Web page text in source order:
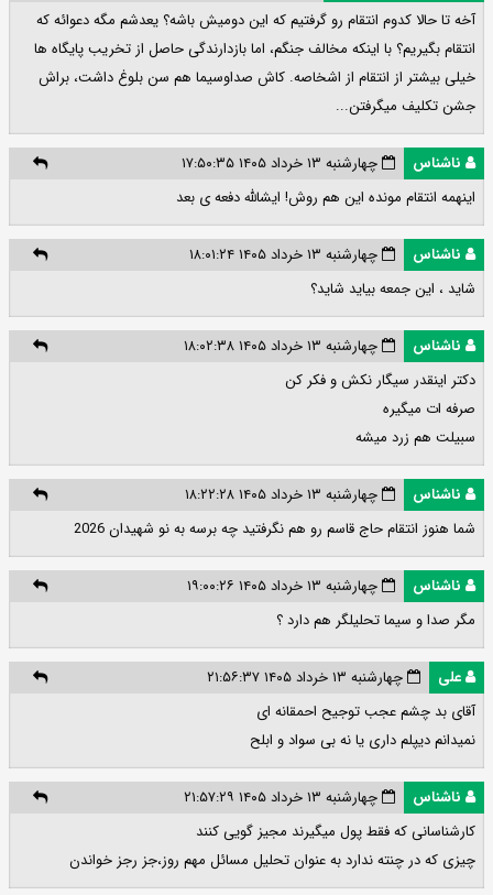
آخه تا حالا کدوم انتقام رو گرفتیم که این دومیش باشه؟ یعدشم مگه دعوائه که
انتقام بگیریم؟ با اینکه مخالف جنگم، اما بازدارندگی حاصل از تخریب پایگاه ها
خیلی بیشتر از انتقام از اشخاصه. کاش صداوسیما هم سن بلوغ داشت، براش
جشن تکلیف میگرفتن...
ناشناس
چهارشنبه ۱۳ خرداد ۱۴۰۵ ۱۷:۵۰:۳۵
اینهمه انتقام مونده این هم روش! ایشالله دفعه ی بعد
ناشناس
چهارشنبه ۱۳ خرداد ۱۴۰۵ ۱۸:۰۱:۲۴
شاید ، این جمعه بیاید شاید؟
ناشناس
چهارشنبه ۱۳ خرداد ۱۴۰۵ ۱۸:۰۲:۳۸
دکتر اینقدر سیگار نکش و فکر کن
صرفه ات میگیره
سبیلت هم زرد میشه
ناشناس
چهارشنبه ۱۳ خرداد ۱۴۰۵ ۱۸:۲۲:۲۸
شما هنوز انتقام حاج قاسم رو هم نگرفتید چه برسه به نو شهیدان 2026
ناشناس
چهارشنبه ۱۳ خرداد ۱۴۰۵ ۱۹:۰۰:۲۶
مگر صدا و سیما تحلیلگر هم دارد ؟
علی
چهارشنبه ۱۳ خرداد ۱۴۰۵ ۲۱:۵۶:۳۷
آقای بد چشم عجب توجیح احمقانه ای
نمیدانم دیپلم داری یا نه بی سواد و ابلح
ناشناس
چهارشنبه ۱۳ خرداد ۱۴۰۵ ۲۱:۵۷:۲۹
کارشناسانی که فقط پول میگیرند مجیز گویی کنند
چیزی که در چنته ندارد به عنوان تحلیل مسائل مهم روز،جز رجز خواندن